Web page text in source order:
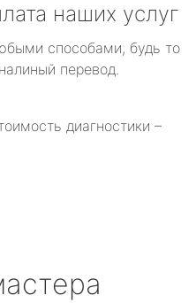
наших услуг
способами, будь то
перевод.
диагностики –